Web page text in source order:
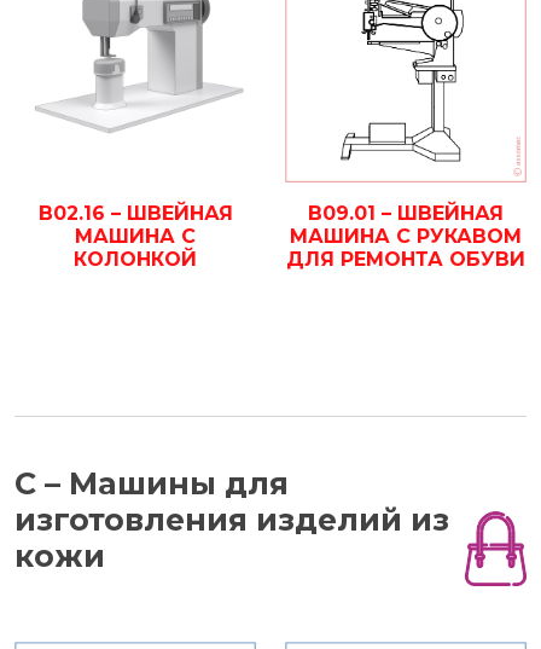
B02.16 – ШВЕЙНАЯ
МАШИНА С
КОЛОНКОЙ
B09.01 – ШВЕЙНАЯ
МАШИНА С РУКАВОМ
ДЛЯ РЕМОНТА ОБУВИ
С – Машины для
изготовления изделий из
кожи